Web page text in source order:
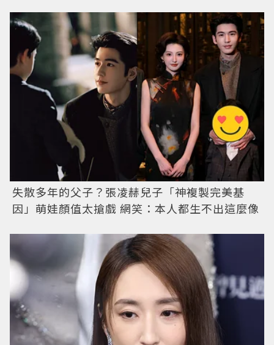
失散多年的父子？張凌赫兒子「神複製完美基
因」萌娃顏值太搶戲 網笑：本人都生不出這麼像